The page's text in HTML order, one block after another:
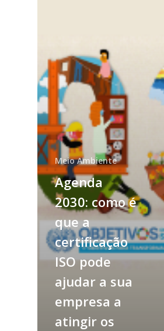
Meio Ambiente
Agenda
2030: como é
que a
certificação
ISO pode
ajudar a sua
empresa a
atingir os